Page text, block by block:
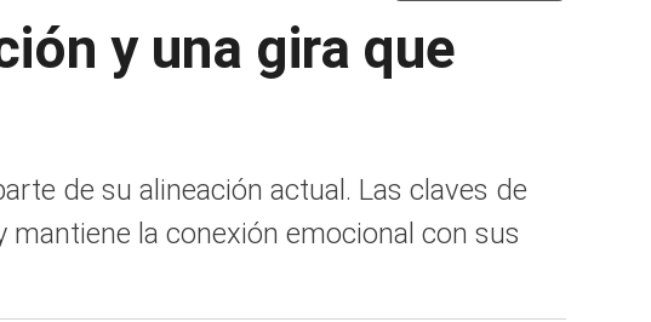
y una gira que
de su alineación actual. Las claves de
la conexión emocional con sus